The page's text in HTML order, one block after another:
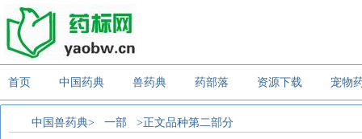
首页 中国药典 兽药典 药部落 资源下载 宠物
中国兽药典> 一部 >正文品种第二部分